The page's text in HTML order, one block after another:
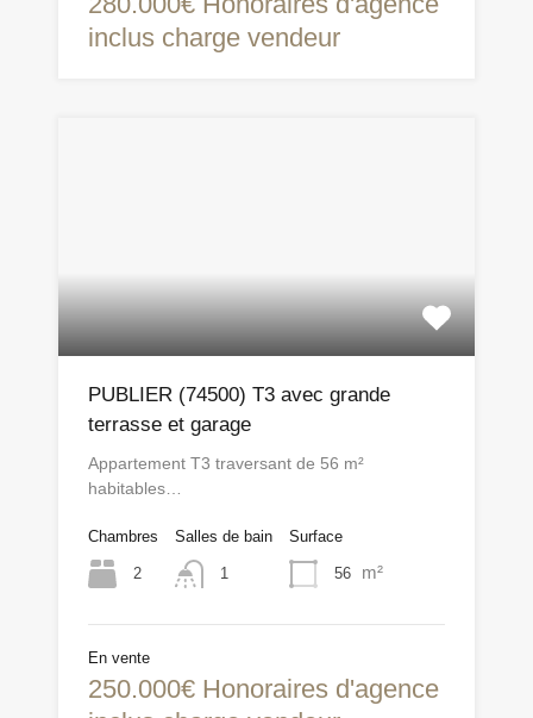
inclus charge vendeur
PUBLIER (74500) T3 avec grande
terrasse et garage
Appartement T3 traversant de 56 m²
habitables…
Chambres
2
Salles de bain
1
Surface
56 m²
En vente
250.000€ Honoraires d'agence